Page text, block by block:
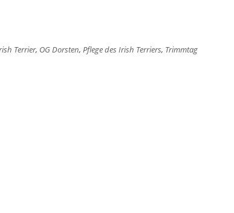
Terrier, OG Dorsten, Pflege des Irish Terriers, Trimmtag